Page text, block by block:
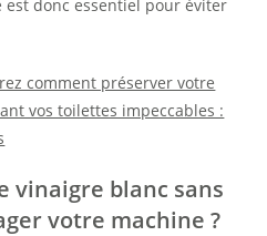
est donc essentiel pour éviter
comment préserver votre
vos toilettes impeccables :
vinaigre blanc sans
votre machine ?